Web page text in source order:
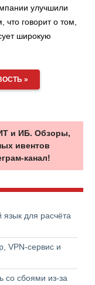
улучшили
говорит о том,
широкую
»
и ИБ. Обзоры,
ивентов
канал!
для расчёта
VPN-сервис и
со сбоями из-за